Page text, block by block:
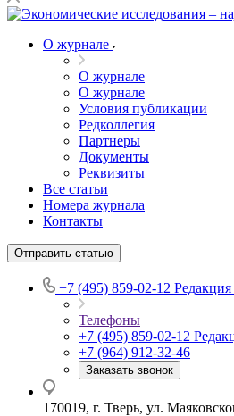
О журнале
О журнале
О журнале
Условия публикации
Редколлегия
Партнеры
Документы
Реквизиты
Все статьи
Номера журнала
Контакты
Отправить статью
+7 (495) 859-02-12
Телефоны
+7 (495) 859-02-12
+7 (964) 912-32-46
Заказать звонок
170019, г. Тверь, ул.